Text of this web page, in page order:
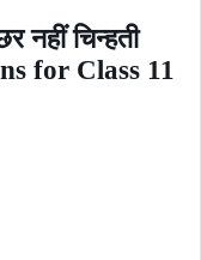
नहीं चिन्हती
for Class 11